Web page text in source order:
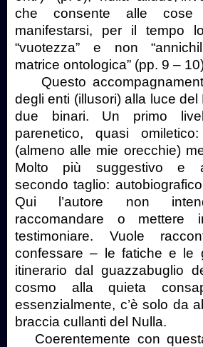
che consente alle
manifestarsi, per il tempo
“vuotezza” e non
matrice ontologica” (pp. 9 –
Questo
degli enti (illusori) alla luce
due binari. Un primo
parenetico, quasi
(almeno alle mie orecchie)
Molto più suggestivo e
secondo taglio:
Qui l’autore non
raccomandare o mettere
testimoniare. Vuole
confessare – le fatiche e le
itinerario dal guazzabuglio
cosmo alla quieta
essenzialmente, c’è solo da
braccia cullanti del Nulla.
Coerentemente con